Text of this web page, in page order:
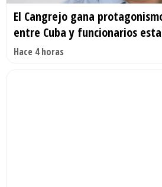
El Cangrejo gana
entre Cuba y funcionarios
Hace 4 horas